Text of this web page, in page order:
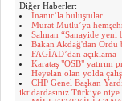
Diğer Haberler:
İnanır’la buluştular
Murat Mutlu’ya
Salman “Sanayide yeni
Bakan Akdağ'dan Ordu
FAGİAD’dan açıklama
Karataş "OSB" yatırım
Heyelan olan yolda
CHP Genel Başkan
iktidardasınız Türkiye niye